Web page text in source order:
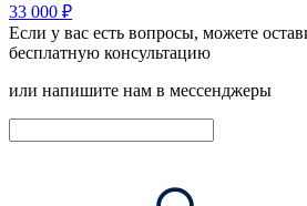
33 000 ₽
Если у вас есть вопросы, можете
бесплатную консультацию
или напишите нам в мессенджеры